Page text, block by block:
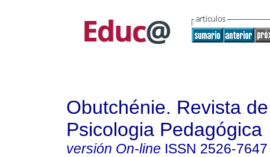
Obutchénie. Revista
Psicologia Pedagógica
versión On-line ISSN 2526-7647